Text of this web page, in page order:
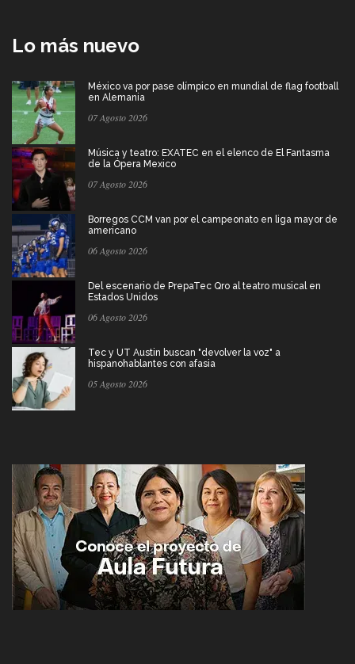
Lo más nuevo
México va por pase olímpico en mundial de flag football
en Alemania
07 Agosto 2026
Música y teatro: EXATEC en el elenco de El Fantasma
de la Ópera Mexico
07 Agosto 2026
Borregos CCM van por el campeonato en liga mayor de
americano
06 Agosto 2026
Del escenario de PrepaTec Qro al teatro musical en
Estados Unidos
06 Agosto 2026
Tec y UT Austin buscan "devolver la voz" a
hispanohablantes con afasia
05 Agosto 2026